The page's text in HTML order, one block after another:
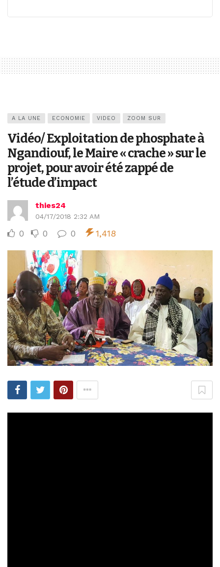
A LA UNE ECONOMIE VIDEO ZOOM SUR
Vidéo/ Exploitation de phosphate à
Ngandiouf, le Maire « crache » sur le
projet, pour avoir été zappé de
l’étude d’impact
thies24
04/17/2018 2:32 AM
0 0 0 1,418